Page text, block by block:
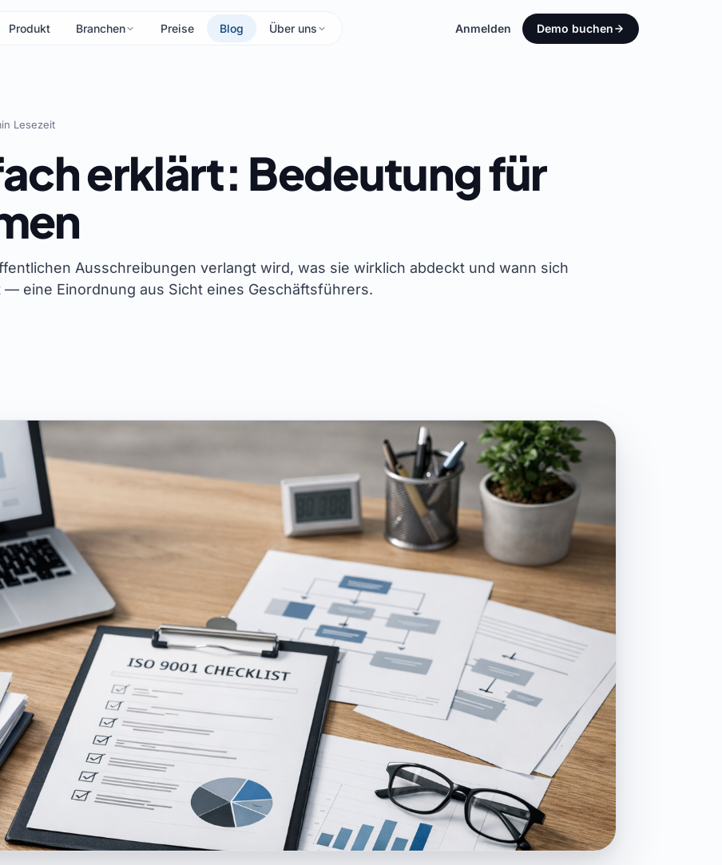
Produkt Branchen Preise Blog Über uns Anmelden Demo buchen
Lesezeit
erklärt: Bedeutung für
Ausschreibungen verlangt wird, was sie wirklich abdeckt und wann sich
eine Einordnung aus Sicht eines Geschäftsführers.